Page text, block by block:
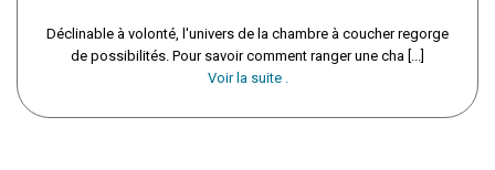
Déclinable à volonté, l'univers de la chambre à coucher regorge
de possibilités. Pour savoir comment ranger une cha [...]
Voir la suite .